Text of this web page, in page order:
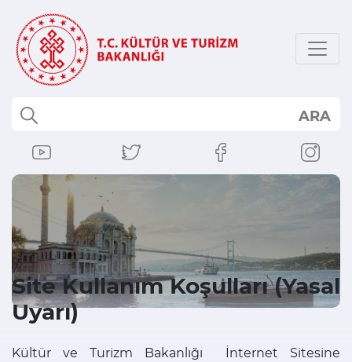
ARA
Site Kullanım Koşulları (Yasal
Uyarı)
Kültür ve Turizm Bakanlığı İnternet Sitesine